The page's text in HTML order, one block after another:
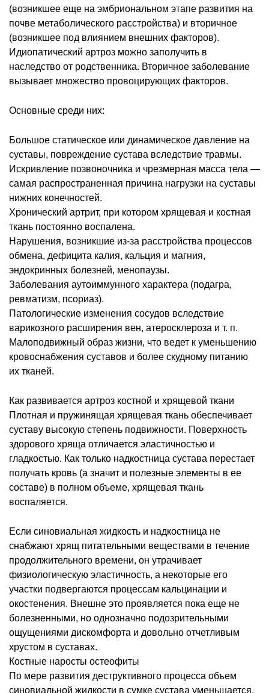
(возникшее еще на эмбриональном этапе развития на
почве метаболического расстройства) и вторичное
(возникшее под влиянием внешних факторов).
Идиопатический артроз можно заполучить в
наследство от родственника. Вторичное заболевание
вызывает множество провоцирующих факторов.
Основные среди них:
Большое статическое или динамическое давление на
суставы, повреждение сустава вследствие травмы.
Искривление позвоночника и чрезмерная масса тела —
самая распространенная причина нагрузки на суставы
нижних конечностей.
Хронический артрит, при котором хрящевая и костная
ткань постоянно воспалена.
Нарушения, возникшие из-за расстройства процессов
обмена, дефицита калия, кальция и магния,
эндокринных болезней, менопаузы.
Заболевания аутоиммунного характера (подагра,
ревматизм, псориаз).
Патологические изменения сосудов вследствие
варикозного расширения вен, атеросклероза и т. п.
Малоподвижный образ жизни, что ведет к уменьшению
кровоснабжения суставов и более скудному питанию
их тканей.
Как развивается артроз костной и хрящевой ткани
Плотная и пружинящая хрящевая ткань обеспечивает
суставу высокую степень подвижности. Поверхность
здорового хряща отличается эластичностью и
гладкостью. Как только надкостница сустава перестает
получать кровь (а значит и полезные элементы в ее
составе) в полном объеме, хрящевая ткань
воспаляется.
Если синовиальная жидкость и надкостница не
снабжают хрящ питательными веществами в течение
продолжительного времени, он утрачивает
физиологическую эластичность, а некоторые его
участки подвергаются процессам кальцинации и
окостенения. Внешне это проявляется пока еще не
болезненными, но однозначно подозрительными
ощущениями дискомфорта и довольно отчетливым
хрустом в суставах.
Костные наросты остеофиты
По мере развития деструктивного процесса объем
синовиальной жидкости в сумке сустава уменьшается,